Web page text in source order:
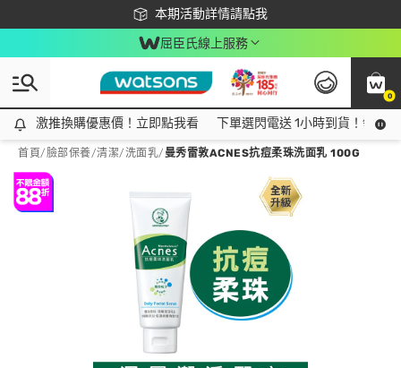
本期活動詳情請點我
下載app最高回饋$350
屈臣氏線上服務
0
激推換購優惠價！立即點我看
激推換購優惠價！立即點我看 下單選閃電送 1小時到貨！領神
首頁/臉部保養/清潔/洗面乳/曼秀雷敦ACNES抗痘柔珠洗面乳 100G